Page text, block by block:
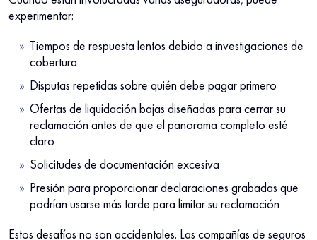
experimentar:
Tiempos de respuesta lentos debido a investigaciones de
cobertura
Disputas repetidas sobre quién debe pagar primero
Ofertas de liquidación bajas diseñadas para cerrar su
reclamación antes de que el panorama completo esté
claro
Solicitudes de documentación excesiva
Presión para proporcionar declaraciones grabadas que
podrían usarse más tarde para limitar su reclamación
Estos desafíos no son accidentales. Las compañías de seguros